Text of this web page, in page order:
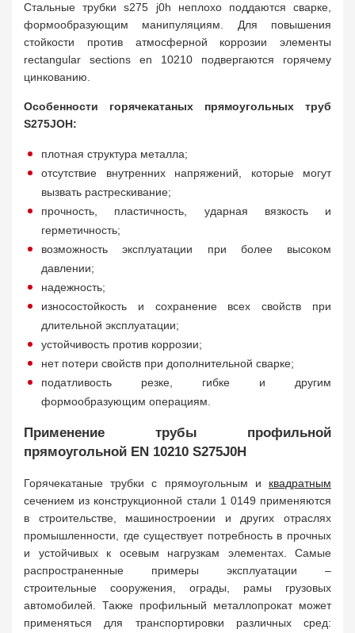
Стальные трубки s275 j0h неплохо поддаются сварке,
формообразующим манипуляциям. Для повышения
стойкости против атмосферной коррозии элементы
rectangular sections en 10210 подвергаются горячему
цинкованию.
Особенности горячекатаных прямоугольных труб
S275JOH:
плотная структура металла;
отсутствие внутренних напряжений, которые могут
вызвать растрескивание;
прочность, пластичность, ударная вязкость и
герметичность;
возможность эксплуатации при более высоком
давлении;
надежность;
износостойкость и сохранение всех свойств при
длительной эксплуатации;
устойчивость против коррозии;
нет потери свойств при дополнительной сварке;
податливость резке, гибке и другим
формообразующим операциям.
Применение трубы профильной
прямоугольной EN 10210 S275J0H
Горячекатаные трубки с прямоугольным и квадратным
сечением из конструкционной стали 1 0149 применяются
в строительстве, машиностроении и других отраслях
промышленности, где существует потребность в прочных
и устойчивых к осевым нагрузкам элементах. Самые
распространенные примеры эксплуатации –
строительные сооружения, ограды, рамы грузовых
автомобилей. Также профильный металлопрокат может
применяться для транспортировки различных сред: